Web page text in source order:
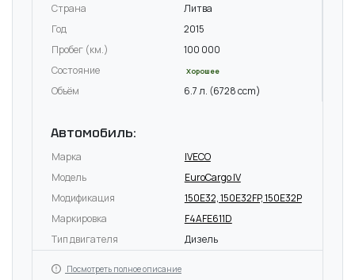
Страна
Литва
Год
2015
Пробег (км.)
100 000
Состояние
Хорошее
Объём 6.7 л. (6728 ccm)
Автомобиль:
Марка
IVECO
Модель
EuroCargo IV
Модификация
150E32, 150E32FP, 150E32P
Маркировка
F4AFE611D
Тип двигателя
Дизель
Посмотреть полное описание